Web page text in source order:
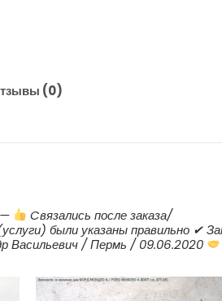
(0)
—
Cвязались после заказа/
были указаны правильно ✔
Васильевич / Пермь / 09.06.2020